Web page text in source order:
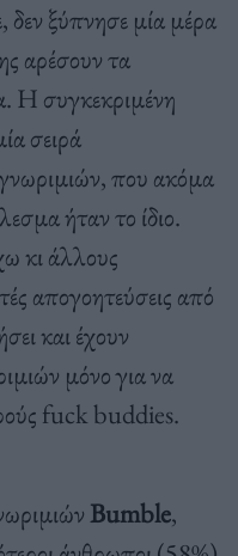
ξύπνησε μία μέρα
αρέσουν τα
Η συγκεκριμένη
σειρά
που ακόμα
ήταν το ίδιο.
κι άλλους
απογοητεύσεις από
και έχουν
μόνο για να
fuck buddies.
Bumble,